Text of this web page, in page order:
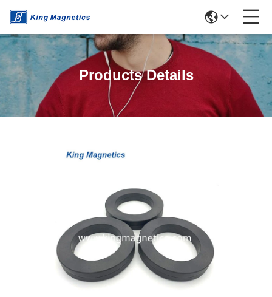
Products Details